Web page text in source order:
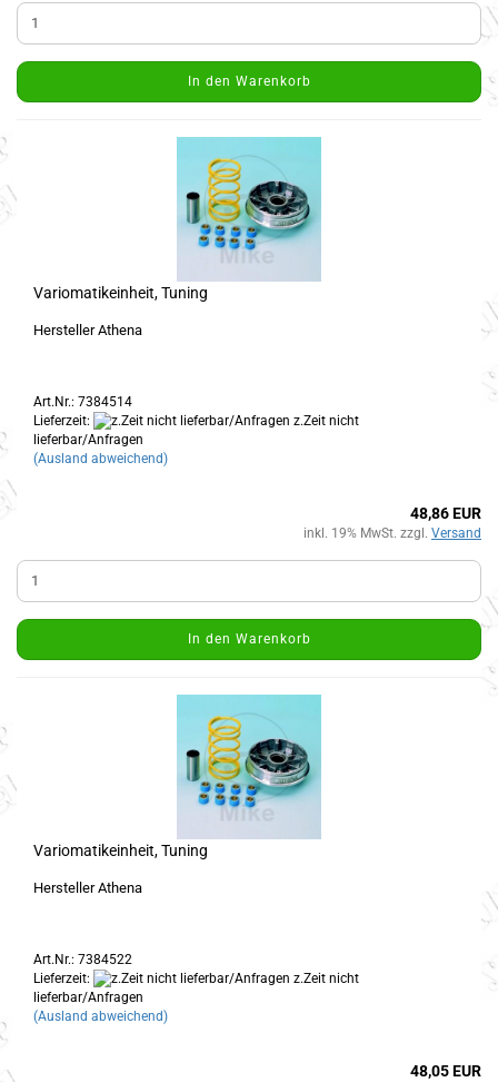
In den Warenkorb
Variomatikeinheit, Tuning
Hersteller Athena
Art.Nr.: 7384514
Lieferzeit:
z.Zeit nicht
lieferbar/Anfragen
(Ausland abweichend)
48,86 EUR
inkl. 19% MwSt. zzgl. Versand
In den Warenkorb
Variomatikeinheit, Tuning
Hersteller Athena
Art.Nr.: 7384522
Lieferzeit:
z.Zeit nicht
lieferbar/Anfragen
(Ausland abweichend)
48,05 EUR